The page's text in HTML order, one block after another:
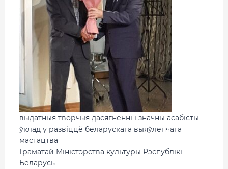
выдатныя творчыя дасягненні і значны асабісты
ўклад у развіццё беларускага выяўленчага
мастацтва
Граматай Міністэрства культуры Рэспублікі
Беларусь